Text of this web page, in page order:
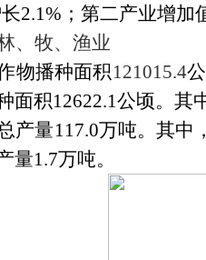
2.1% ；第二产业增加
、牧、渔业
物播种面积121015.4
面积12622.1公顷。其
产量117.0万吨。其中
量1.7万吨。